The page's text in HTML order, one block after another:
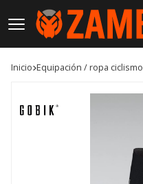
Inicio equipación / ropa ciclismo